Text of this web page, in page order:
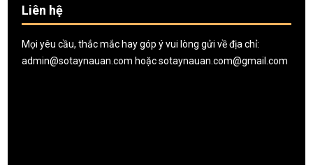
Liên hệ
Mọi yêu cầu, thắc mắc hay góp ý vui lòng gửi về địa chỉ:
admin@sotaynauan.com hoặcsotaynauan.com@gmail.com